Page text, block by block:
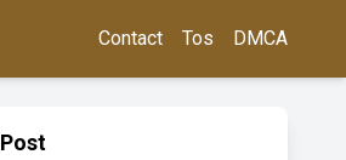
Contact Tos DMCA